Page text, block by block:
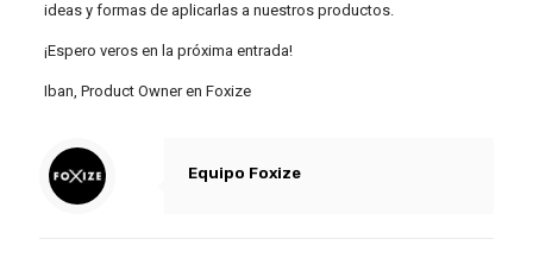
ideas y formas de aplicarlas a nuestros productos.
¡Espero veros en la próxima entrada!
Iban, Product Owner en Foxize
Equipo Foxize